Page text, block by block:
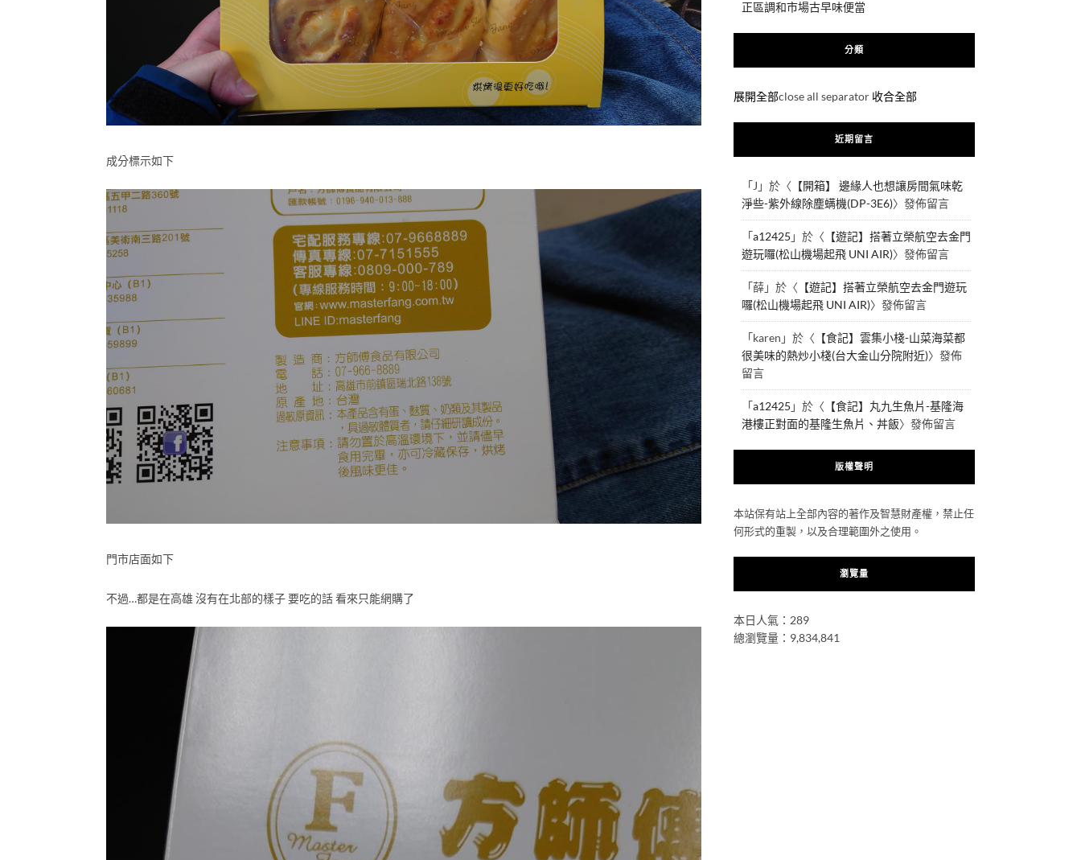
成分標示如下
門市店面如下
不過…都是在高雄 沒有在北部的樣子 要吃的話 看來只能網購了
正區調和市場古早味便當
分類
展開全部close all separator 收合全部
近期留言
「J 」於〈 【開箱】 邊緣人也想讓房間氣味乾
淨些-紫外線除塵螨機(DP-3E6)〉發佈留言
「a12425 」於〈 【遊記】搭著立榮航空去金門
遊玩囉(松山機場起飛 UNI AIR)〉發佈留言
「薛」於〈 【遊記】搭著立榮航空去金門遊玩
囉(松山機場起飛 UNI AIR)〉發佈留言
「karen 」於〈 【食記】雲集小棧-山菜海菜都
很美味的熱炒小棧(台大金山分院附近)〉發佈
留言
「a12425 」於〈 【食記】丸九生魚片-基隆海
港樓正對面的基隆生魚片、丼飯〉發佈留言
版權聲明
本站保有站上全部內容的著作及智慧財產權，禁止任
何形式的重製，以及合理範圍外之使用。
瀏覽量
本日人氣：289
總瀏覽量：9,834,841